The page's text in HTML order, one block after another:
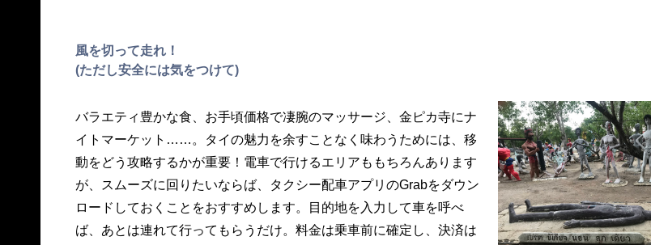
風を切って走れ！
(ただし安全には気をつけて)
バラエティ豊かな食、お手頃価格で凄腕のマッサージ、金ピカ寺にナ
イトマーケット……。タイの魅力を余すことなく味わうためには、移
動をどう攻略するかが重要！電車で行けるエリアももちろんあります
が、スムーズに回りたいならば、タクシー配車アプリのGrabをダウン
ロードしておくことをおすすめします。目的地を入力して車を呼べ
ば、あとは連れて行ってもらうだけ。料金は乗車前に確定し、決済は